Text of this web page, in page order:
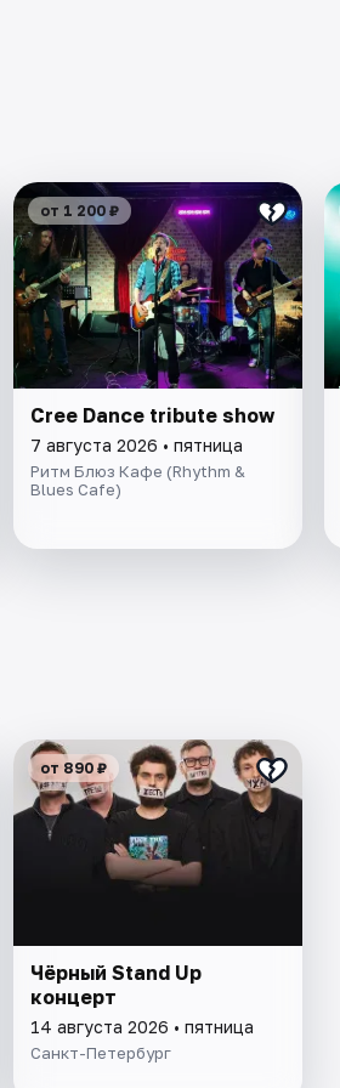
от 1 200 ₽
Cree Dance tribute show
7 августа 2026 • пятница
Ритм Блюз Кафе (Rhythm &
Blues Cafe)
от 890 ₽
Чёрный Stand Up
концерт
14 августа 2026 • пятница
Санкт-Петербург